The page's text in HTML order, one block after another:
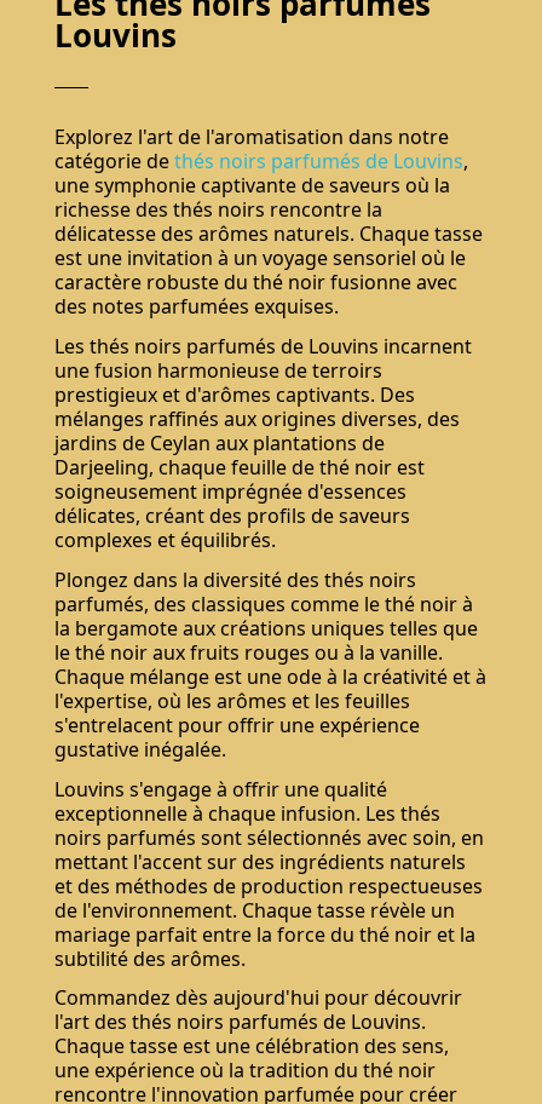
Louvins
Explorez l'art de l'aromatisation dans notre
catégorie dethés noirs parfumés de Louvins,
une symphonie captivante de saveurs où la
richesse des thés noirs rencontre la
délicatesse des arômes naturels. Chaque tasse
est une invitation à un voyage sensoriel où le
caractère robuste du thé noir fusionne avec
des notes parfumées exquises.
Les thés noirs parfumés de Louvins incarnent
une fusion harmonieuse de terroirs
prestigieux et d'arômes captivants. Des
mélanges raffinés aux origines diverses, des
jardins de Ceylan aux plantations de
Darjeeling, chaque feuille de thé noir est
soigneusement imprégnée d'essences
délicates, créant des profils de saveurs
complexes et équilibrés.
Plongez dans la diversité des thés noirs
parfumés, des classiques comme le thé noir à
la bergamote aux créations uniques telles que
le thé noir aux fruits rouges ou à la vanille.
Chaque mélange est une ode à la créativité et à
l'expertise, où les arômes et les feuilles
s'entrelacent pour offrir une expérience
gustative inégalée.
Louvins s'engage à offrir une qualité
exceptionnelle à chaque infusion. Les thés
noirs parfumés sont sélectionnés avec soin, en
mettant l'accent sur des ingrédients naturels
et des méthodes de production respectueuses
de l'environnement. Chaque tasse révèle un
mariage parfait entre la force du thé noir et la
subtilité des arômes.
Commandez dès aujourd'hui pour découvrir
l'art des thés noirs parfumés de Louvins.
Chaque tasse est une célébration des sens,
une expérience où la tradition du thé noir
rencontre l'innovation parfumée pour créer